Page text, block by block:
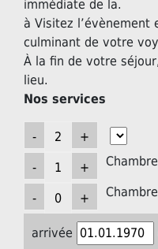
immédiate de la.
à Visitez l’évènement
culminant de votre
À la fin de votre
lieu.
Nos services
arrivée